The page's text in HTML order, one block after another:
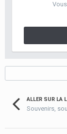
ALLER SUR LA
Souvenirs,